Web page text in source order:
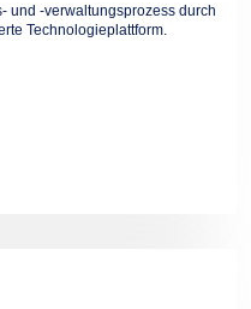
und -verwaltungsprozess durch
Technologieplattform.